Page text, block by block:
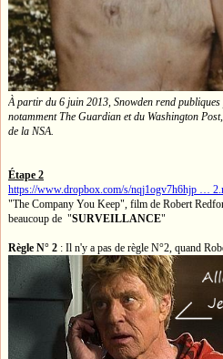
À partir du 6 juin 2013, Snowden rend
notamment The Guardian et du Washington
de la NSA.
Étape 2
https://www.dropbox.com/s/nqj1ogv7h6hjp …
"The Company You Keep", film de Robert
beaucoup de "SURVEILLANCE"
Règle N° 2 : Il n'y a pas de règle N°2, quand